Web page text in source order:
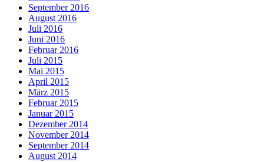
September 2016
August 2016
Juli 2016
Juni 2016
Februar 2016
Juli 2015
Mai 2015
April 2015
März 2015
Februar 2015
Januar 2015
Dezember 2014
November 2014
September 2014
August 2014